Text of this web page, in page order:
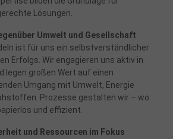
Lösungen.
Umwelt und Gesellschaft
ist für uns ein selbstverständlicher
Erfolgs. Wir engagieren uns aktiv in
legen großen Wert auf einen
Umgang mit Umwelt, Energie
Prozesse gestalten wir – wo
und effizient.
und Ressourcen im Fokus